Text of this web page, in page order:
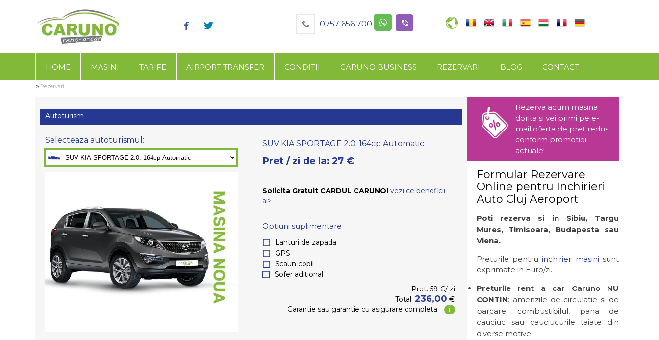
0757 656 700
HOME MASINI TARIFE AIRPORT TRANSFER CONDITII CARUNO BUSINESS REZERVARI BLOG CONTACT
» Rezervari
Autoturism
Selecteaza autoturismul: SUV KIA SPORTAGE 2.0. 164cp Automatic
Pret / zi de la: 27 €
Solicita Gratuit CARDUL CARUNO! vezi ce beneficii
ai>
Optiuni suplimentare
Lanturi de zapada
GPS
Scaun copil
Sofer aditional
Pret: 59 €/ zi
Total: 236,00 €
Garantie sau garantie cu asigurare completa i
Rezerva acum masina
dorita si vei primi pe e-
mail oferta de pret redus
conform promotiei
actuale!
Formular Rezervare
Online pentru Inchirieri
Auto Cluj Aeroport
Poti rezerva si in Sibiu, Targu
Mures, Timisoara, Budapesta sau
Viena.
Preturile pentru inchirieri masini sunt
exprimate in Euro/zi.
Preturile rent a car Caruno NU
CONTIN: amenzile de circulatie si de
parcare, combustibilul, pana de
cauciuc sau cauciucurile taiate din
diverse motive.